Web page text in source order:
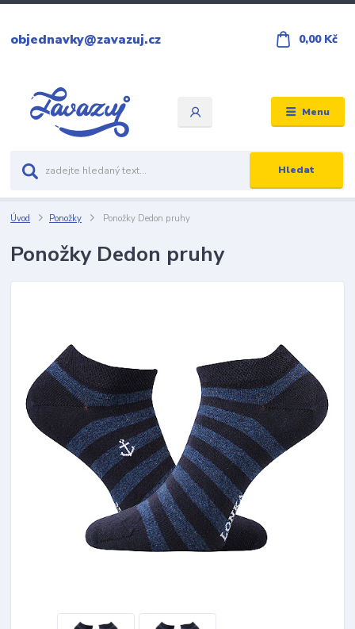
Menu
Hledat
objednavky@zavazuj.cz 0,00 Kč
Úvod Ponožky Ponožky Dedon pruhy
Ponožky Dedon pruhy